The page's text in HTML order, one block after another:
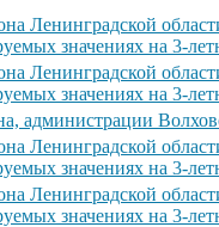
Ленинградской
значениях на 3-
Ленинградской
значениях на 3-
администрации
Ленинградской
значениях на 3-
Ленинградской
значениях на 3-